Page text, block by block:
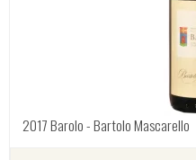
2017 Barolo - Bartolo Mascarello